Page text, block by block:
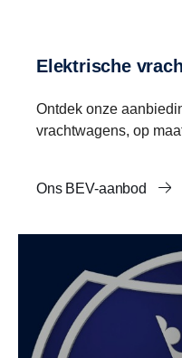
Elektrische
Ontdek onze
vrachtwagens, op
Ons BEV-aanbod